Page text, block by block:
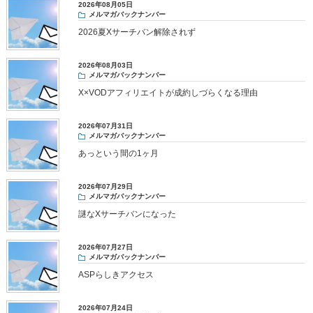
2026年08月05日
メルマガバックナンバー
2026夏Xサーチバン解除されず
2026年08月03日
メルマガバックナンバー
X×VODアフィリエイトが成約しづらくなる理由
2026年07月31日
メルマガバックナンバー
あっという間の1ヶ月
2026年07月29日
メルマガバックナンバー
謎なXサーチバンになった
2026年07月27日
メルマガバックナンバー
ASPらしきアクセス
2026年07月24日